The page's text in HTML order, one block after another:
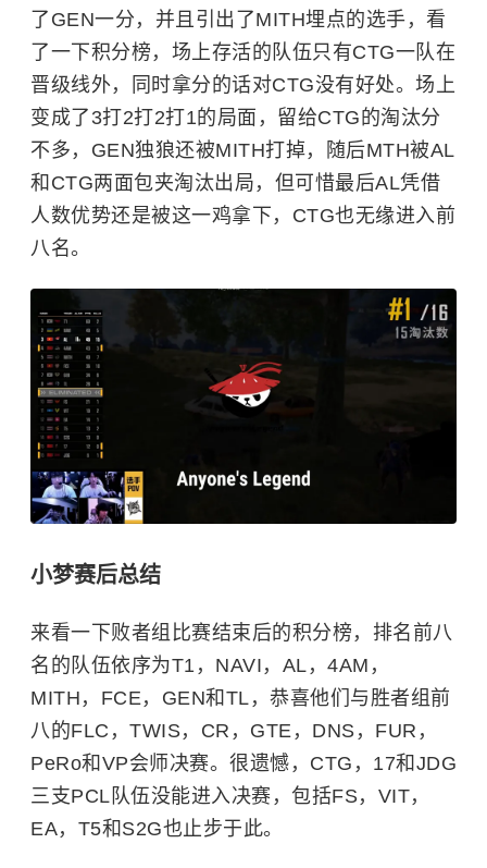
了GEN一分，并且引出了MITH埋点的选手，看
了一下积分榜，场上存活的队伍只有CTG一队在
晋级线外，同时拿分的话对CTG没有好处。场上
变成了3打2打2打1的局面，留给CTG的淘汰分
不多，GEN独狼还被MITH打掉，随后MTH被AL
和CTG两面包夹淘汰出局，但可惜最后AL凭借
人数优势还是被这一鸡拿下，CTG也无缘进入前
八名。
小梦赛后总结
来看一下败者组比赛结束后的积分榜，排名前八
名的队伍依序为T1，NAVI，AL，4AM，
MITH，FCE，GEN和TL，恭喜他们与胜者组前
八的FLC，TWIS，CR，GTE，DNS，FUR，
PeRo和VP会师决赛。很遗憾，CTG，17和JDG
三支PCL队伍没能进入决赛，包括FS，VIT，
EA，T5和S2G也止步于此。